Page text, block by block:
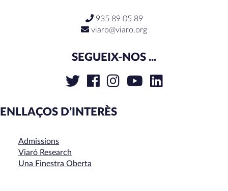
935 89 05 89
viaro@viaro.org
SEGUEIX-NOS ...
ENLLAÇOS D’INTERÈS
Admissions
Viaró Research
Una Finestra Oberta